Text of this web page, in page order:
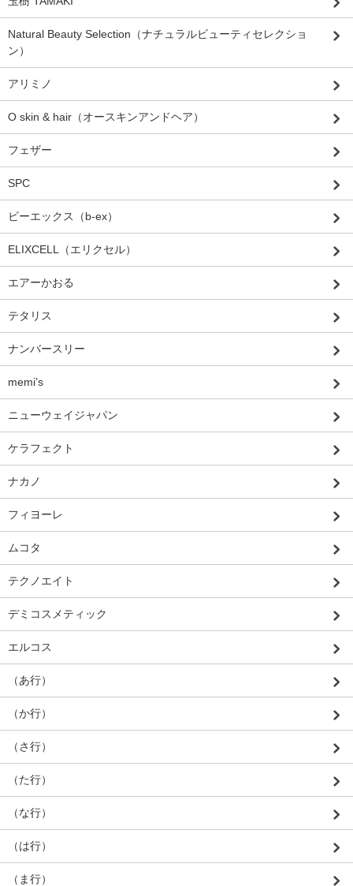
Natural Beauty Selection（ナチュラルビューティセレクショ
ン）
アリミノ
O skin & hair（オースキンアンドヘア）
フェザー
SPC
ビーエックス（b-ex）
ELIXCELL（エリクセル）
エアーかおる
テタリス
ナンバースリー
memi’s
ニューウェイジャパン
ケラフェクト
ナカノ
フィヨーレ
ムコタ
テクノエイト
デミコスメティック
エルコス
（あ行）
（か行）
（さ行）
（た行）
（な行）
（は行）
（ま行）